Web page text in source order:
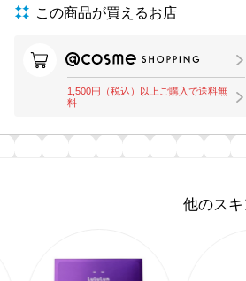
この商品が買えるお店
1,500円（税込）以上ご購入で送料無
料
他のス